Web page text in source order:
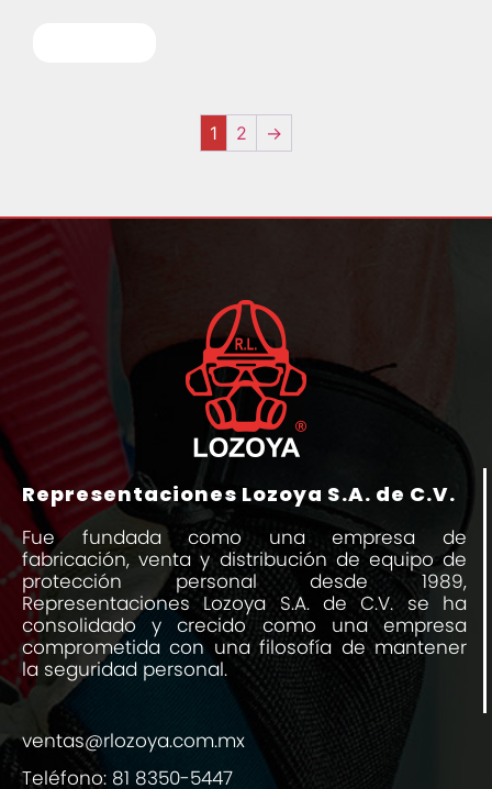
1 2 →
Representaciones Lozoya S.A. de C.V.
Fue fundada como una empresa de
fabricación, venta y distribución de equipo de
protección personal desde 1989,
Representaciones Lozoya S.A. de C.V. se ha
consolidado y crecido como una empresa
comprometida con una filosofía de mantener
la seguridad personal.
ventas@rlozoya.com.mx
Teléfono: 81 8350-5447